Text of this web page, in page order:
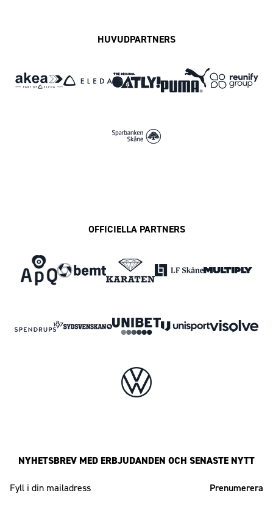
HUVUDPARTNERS
OFFICIELLA PARTNERS
NYHETSBREV MED ERBJUDANDEN OCH SENASTE NYTT